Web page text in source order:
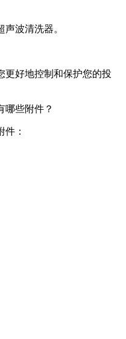
波清洗器。
更好地控制和保护您的投
哪些附件？
：